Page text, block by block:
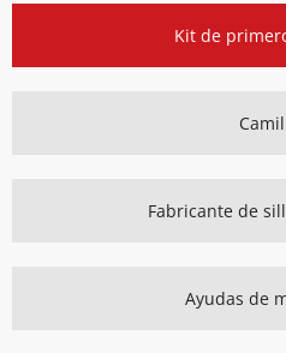
Kit de
Fabricante de
Ayudas de